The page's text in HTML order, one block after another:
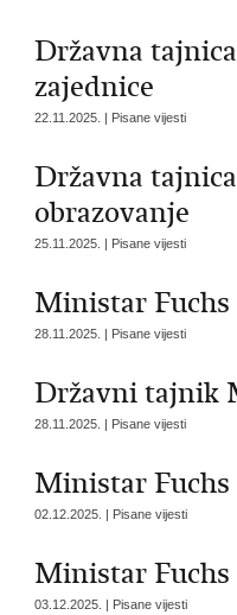
Državna
zajednice
22.11.2025. | Pisane vijesti
Državna
obrazovanje
25.11.2025. | Pisane vijesti
Ministar Fuchs
28.11.2025. | Pisane vijesti
Državni tajnik
28.11.2025. | Pisane vijesti
Ministar Fuchs
02.12.2025. | Pisane vijesti
Ministar Fuchs
03.12.2025. | Pisane vijesti